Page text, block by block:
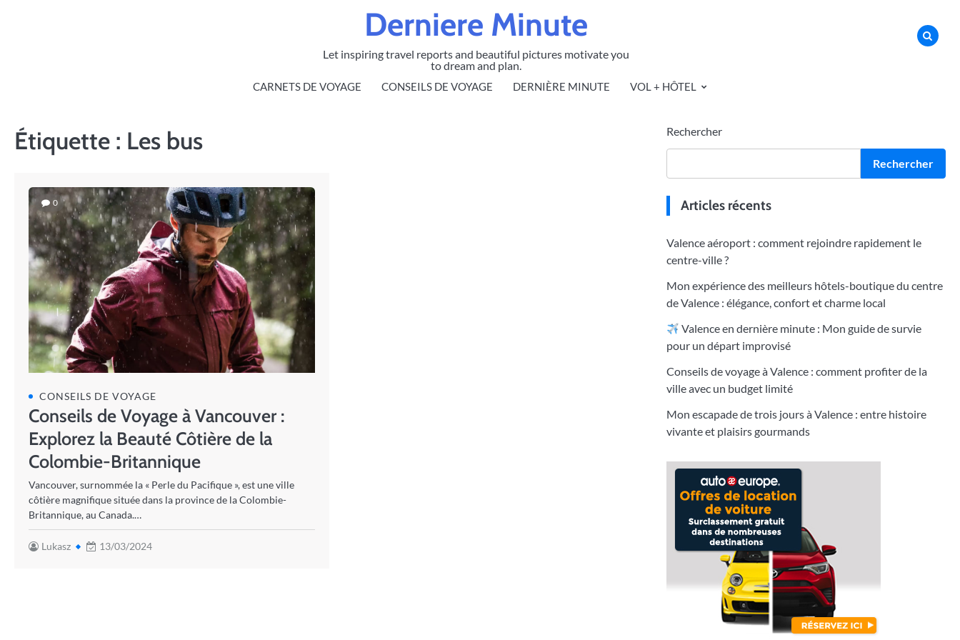
Derniere Minute
Let inspiring travel reports and beautiful pictures motivate you
to dream and plan.
CARNETS DE VOYAGE CONSEILS DE VOYAGE DERNIÈRE MINUTE VOL + HÔTEL
Étiquette : Les bus
0
CONSEILS DE VOYAGE
Conseils de Voyage à Vancouver :
Explorez la Beauté Côtière de la
Colombie-Britannique
Vancouver, surnommée la « Perle du Pacifique », est une ville
côtière magnifique située dans la province de la Colombie-
Britannique, au Canada.…
Lukasz 13/03/2024
Rechercher
Rechercher
Articles récents
Valence aéroport : comment rejoindre rapidement le
centre-ville ?
Mon expérience des meilleurs hôtels-boutique du centre
de Valence : élégance, confort et charme local
Valence en dernière minute : Mon guide de survie
pour un départ improvisé
Conseils de voyage à Valence : comment profiter de la
ville avec un budget limité
Mon escapade de trois jours à Valence : entre histoire
vivante et plaisirs gourmands